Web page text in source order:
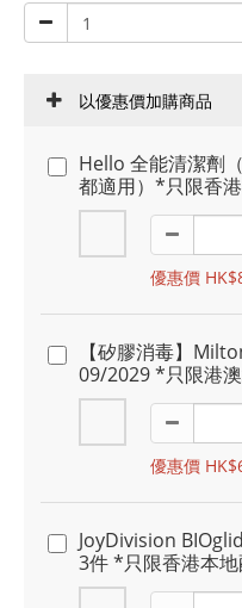
以優惠價加購商品
Hello 全能清潔劑
都適用）*只限香
優惠價
【矽膠消毒】
09/2029 *只限港
優惠價
JoyDivision
3件 *只限香港本地